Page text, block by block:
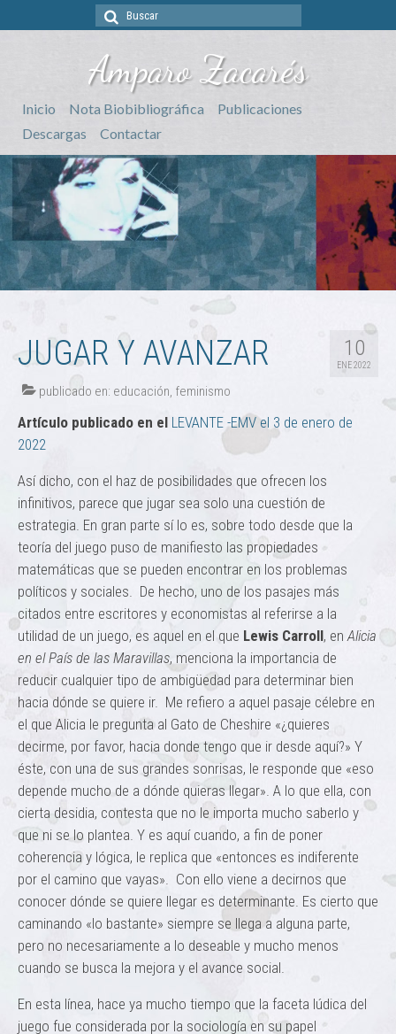
Buscar
Amparo Zacarés
Inicio Nota Biobibliográfica
Publicaciones
Descargas
Contactar
10
ENE 2022
JUGAR Y AVANZAR
publicado en: educación, feminismo
Artículo publicado en el LEVANTE -EMV el 3 de enero de
2022
Así dicho, con el haz de posibilidades que ofrecen los
infinitivos, parece que jugar sea solo una cuestión de
estrategia. En gran parte sí lo es, sobre todo desde que la
teoría del juego puso de manifiesto las propiedades
matemáticas que se pueden encontrar en los problemas
políticos y sociales. De hecho, uno de los pasajes más
citados entre escritores y economistas al referirse a la
utilidad de un juego, es aquel en el que Lewis Carroll, enAlicia
en el País de las Maravillas, menciona la importancia de
reducir cualquier tipo de ambigüedad para determinar bien
hacia dónde se quiere ir. Me refiero a aquel pasaje célebre en
el que Alicia le pregunta al Gato de Cheshire «¿quieres
decirme, por favor, hacia donde tengo que ir desde aquí?» Y
éste, con una de sus grandes sonrisas, le responde que «eso
depende mucho de a dónde quieras llegar». A lo que ella, con
cierta desidia, contesta que no le importa mucho saberlo y
que ni se lo plantea. Y es aquí cuando, a fin de poner
coherencia y lógica, le replica que «entonces es indiferente
por el camino que vayas». Con ello viene a decirnos que
conocer dónde se quiere llegar es determinante. Es cierto que
caminando «lo bastante» siempre se llega a alguna parte,
pero no necesariamente a lo deseable y mucho menos
cuando se busca la mejora y el avance social.
En esta línea, hace ya mucho tiempo que la faceta lúdica del
juego fue considerada por la sociología en su papel